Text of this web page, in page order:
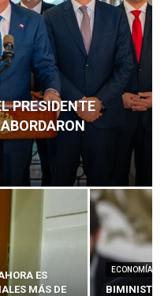
PRESIDENTE
ES
MÁS DE
ECONOMÍA
BIMINISTRO